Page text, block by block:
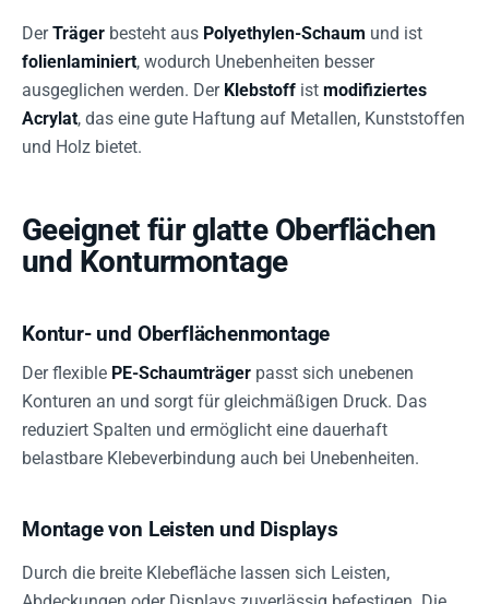
DerTräger besteht aus Polyethylen-Schaum und ist
folienlaminiert, wodurch Unebenheiten besser
ausgeglichen werden. Der Klebstoff ist modifiziertes
Acrylat, das eine gute Haftung auf Metallen, Kunststoffen
und Holz bietet.
Geeignet für glatte Oberflächen
und Konturmontage
Kontur- und Oberflächenmontage
Der flexible PE-Schaumträger passt sich unebenen
Konturen an und sorgt für gleichmäßigen Druck. Das
reduziert Spalten und ermöglicht eine dauerhaft
belastbare Klebeverbindung auch bei Unebenheiten.
Montage von Leisten und Displays
Durch die breite Klebefläche lassen sich Leisten,